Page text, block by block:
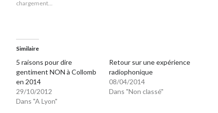
chargement…
Similaire
5 raisons pour dire
gentiment NON à Collomb
en 2014
29/10/2012
Dans "A Lyon"
Retour sur une expérience
radiophonique
08/04/2014
Dans "Non classé"